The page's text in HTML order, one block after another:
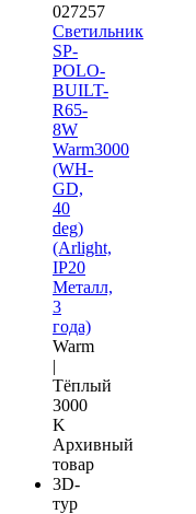
027257
Светильник
SP-
POLO-
BUILT-
R65-
8W
Warm3000
(WH-
GD,
40
deg)
(Arlight,
IP20
Металл,
3
года)
Warm
|
Тёплый
3000
K
Архивный
товар
3D-
тур